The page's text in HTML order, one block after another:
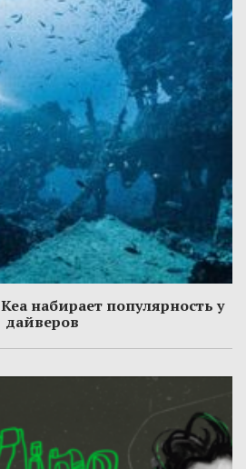
набирает популярность у
дайверов